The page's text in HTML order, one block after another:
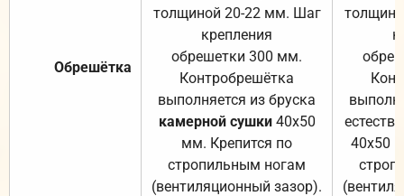
Обрешётка
толщиной 20-22 мм. Шаг
крепления
обрешетки 300 мм.
Контробрешётка
выполняется из бруска
камерной сушки40х50
мм. Крепится по
стропильным ногам
(вентиляционный зазор).
40х50